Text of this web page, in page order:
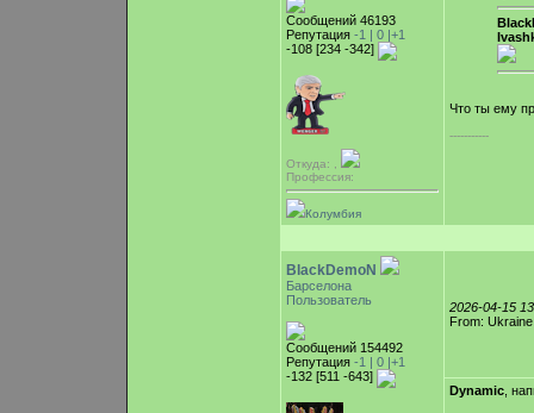
Сообщений 46193
Репутация -1 | 0 |+1
-108 [234 -342]
Откуда: ,
Профессия:
Колумбия
Что ты ему
-----------
BlackDemoN
Барселона
Пользователь
Сообщений 154492
Репутация -1 | 0 |+1
-132 [511 -643]
2026-04-15
From: Ukraine
Dynamic ,